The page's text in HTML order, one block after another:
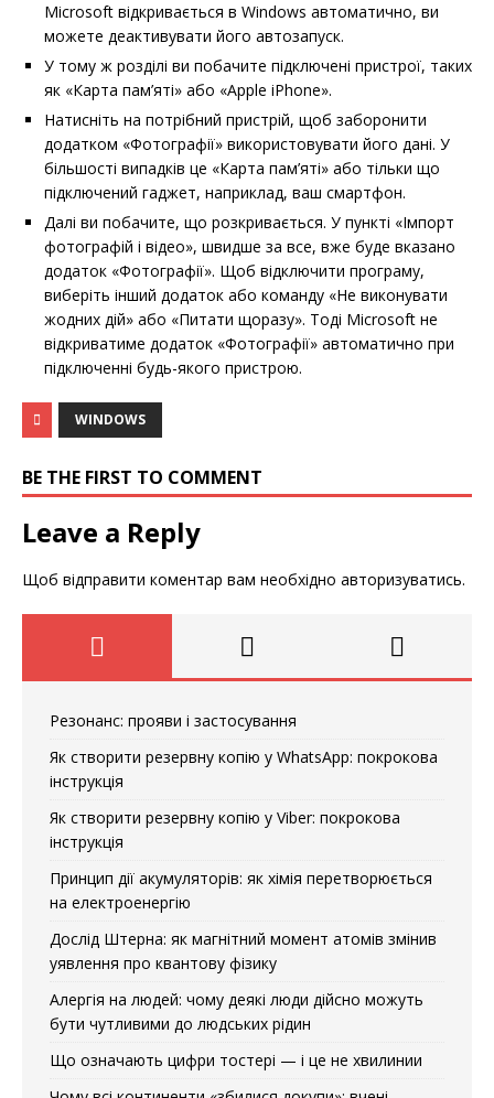
Microsoft відкривається в Windows автоматично, ви
можете деактивувати його автозапуск.
У тому ж розділі ви побачите підключені пристрої, таких
як «Карта пам’яті» або «Apple iPhone».
Натисніть на потрібний пристрій, щоб заборонити
додатком «Фотографії» використовувати його дані. У
більшості випадків це «Карта пам’яті» або тільки що
підключений гаджет, наприклад, ваш смартфон.
Далі ви побачите, що розкривається. У пункті «Імпорт
фотографій і відео», швидше за все, вже буде вказано
додаток «Фотографії». Щоб відключити програму,
виберіть інший додаток або команду «Не виконувати
жодних дій» або «Питати щоразу». Тоді Microsoft не
відкриватиме додаток «Фотографії» автоматично при
підключенні будь-якого пристрою.
WINDOWS
BE THE FIRST TO COMMENT
Leave a Reply
Щоб відправити коментар вам необхідно авторизуватись.
Резонанс: прояви і застосування
Як створити резервну копію у WhatsApp: покрокова
інструкція
Як створити резервну копію у Viber: покрокова
інструкція
Принцип дії акумуляторів: як хімія перетворюється
на електроенергію
Дослід Штерна: як магнітний момент атомів змінив
уявлення про квантову фізику
Алергія на людей: чому деякі люди дійсно можуть
бути чутливими до людських рідин
Що означають цифри тостері — і це не хвилинии